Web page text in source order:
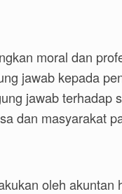
moral dan
jawab kepada
jawab terhadap
dan masyarakat
oleh akuntan